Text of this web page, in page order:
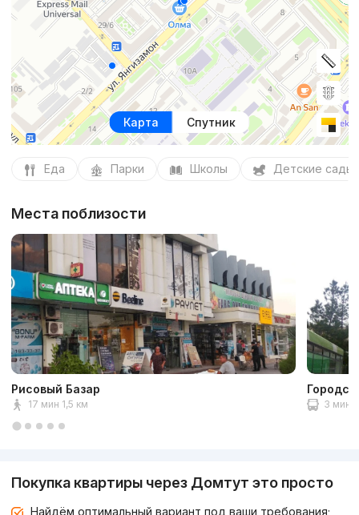
Карта Спутник
Еда Парки Школы Детские сады
Места поблизости
Рисовый Базар
17 мин 1,5 км 3 мин
Покупка квартиры через Домтут это просто
Найдём оптимальный вариант под ваши требования;